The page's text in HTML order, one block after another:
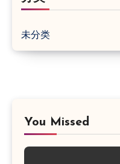
未分类
You Missed